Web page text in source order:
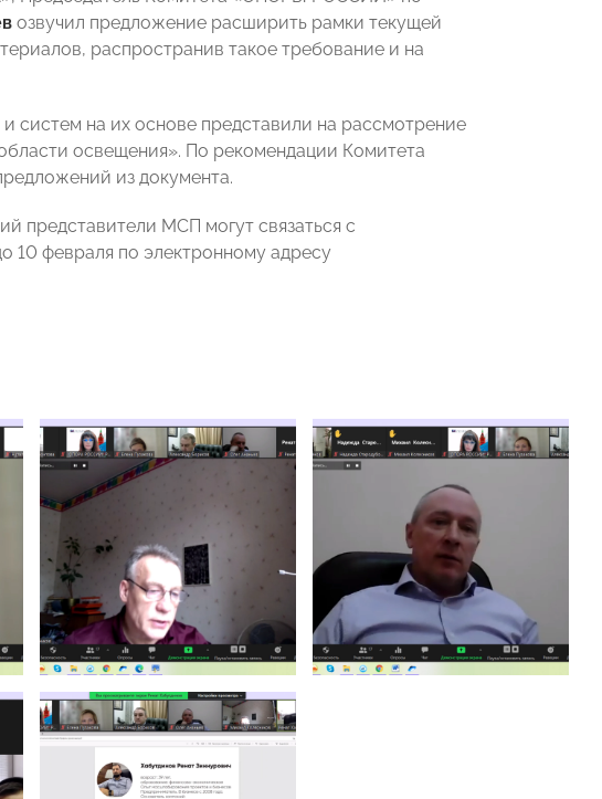
озвучил предложение расширить рамки текущей
распространив такое требование и на
систем на их основе представили на рассмотрение
освещения». По рекомендации Комитета
из документа.
представители МСП могут связаться с
10 февраля по электронному адресу